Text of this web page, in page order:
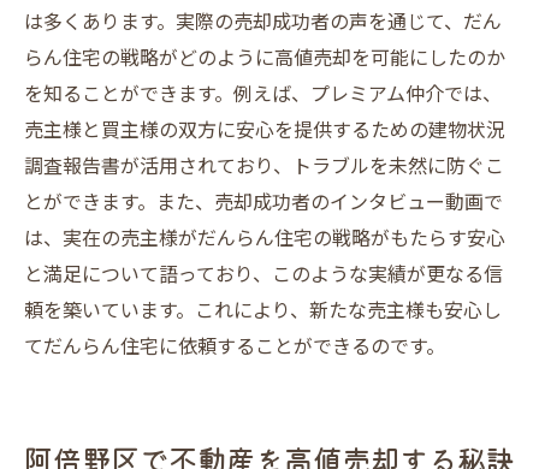
は多くあります。実際の売却成功者の声を通じて、だん
らん住宅の戦略がどのように高値売却を可能にしたのか
を知ることができます。例えば、プレミアム仲介では、
売主様と買主様の双方に安心を提供するための建物状況
調査報告書が活用されており、トラブルを未然に防ぐこ
とができます。また、売却成功者のインタビュー動画で
は、実在の売主様がだんらん住宅の戦略がもたらす安心
と満足について語っており、このような実績が更なる信
頼を築いています。これにより、新たな売主様も安心し
てだんらん住宅に依頼することができるのです。
阿倍野区で不動産を高値売却する秘訣